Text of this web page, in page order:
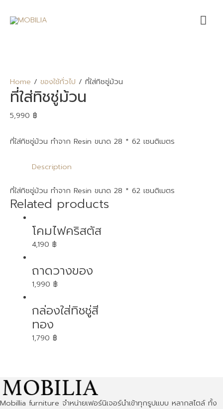
Home / ของใช้ทั่วไป / ที่ใส่ทิชชู่ม้วน
ที่ใส่ทิชชู่ม้วน
5,990 ฿
ที่ใส่ทิชชู่ม้วน ทำจาก Resin ขนาด 28 * 62 เซนติเมตร
Description
ที่ใส่ทิชชู่ม้วน ทำจาก Resin ขนาด 28 * 62 เซนติเมตร
Related products
โคมไฟคริสตัส
4,190 ฿
ถาดวางของ
1,990 ฿
กล่องใส่ทิชชู่สี
ทอง
1,790 ฿
Mobillia furniture จำหน่ายเฟอร์นิเจอร์นำเข้าทุกรูปแบบ หลากสไตล์ ทั้ง